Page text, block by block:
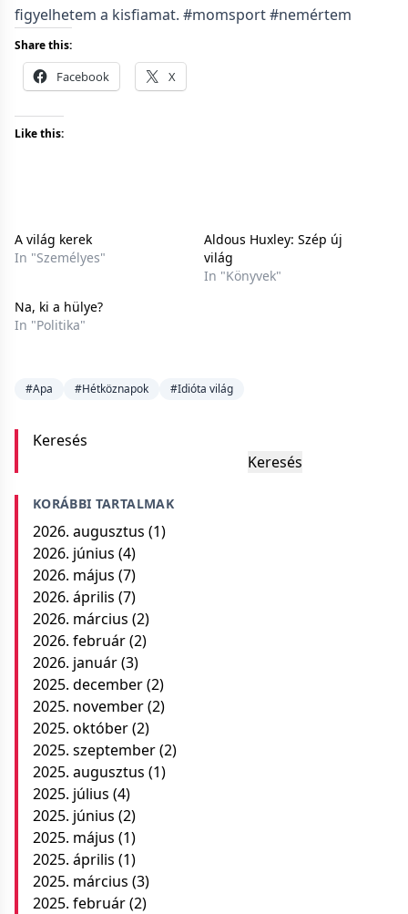
figyelhetem a kisfiamat. #momsport #nemértem
Share this:
Facebook X
Like this:
A világ kerek
In "Személyes"
Aldous Huxley: Szép új
világ
In "Könyvek"
Na, ki a hülye?
In "Politika"
#Apa #Hétköznapok #Idióta világ
Keresés
Keresés
KORÁBBI TARTALMAK
2026. augusztus (1)
2026. június (4)
2026. május (7)
2026. április (7)
2026. március (2)
2026. február(2)
2026. január(3)
2025. december(2)
2025. november(2)
2025. október(2)
2025. szeptember(2)
2025. augusztus (1)
2025. július (4)
2025. június (2)
2025. május (1)
2025. április (1)
2025. március (3)
2025. február(2)